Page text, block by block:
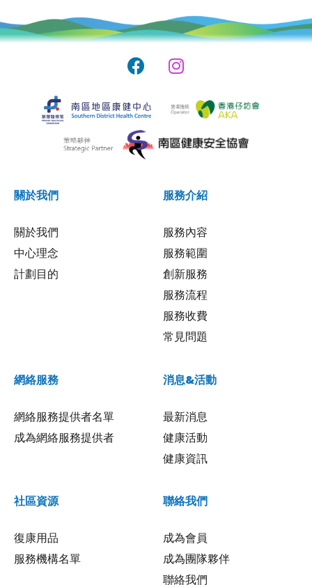
關於我們
關於我們
中心理念
計劃目的
服務介紹
服務內容
服務範圍
創新服務
服務流程
服務收費
常見問題
網絡服務
網絡服務提供者名單
成為網絡服務提供者
消息&活動
最新消息
健康活動
健康資訊
社區資源
復康用品
服務機構名單
聯絡我們
成為會員
成為團隊夥伴
聯絡我們